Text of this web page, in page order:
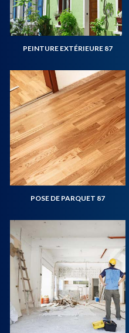
PEINTURE EXTÉRIEURE 87
POSE DE PARQUET 87